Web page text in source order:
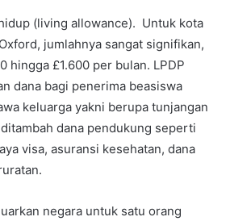
(living allowance). Untuk kota
jumlahnya sangat signifikan,
hingga £1.600 per bulan. LPDP
dana bagi penerima beasiswa
keluarga yakni berupa tunjangan
dana pendukung seperti
visa, asuransi kesehatan, dana
negara untuk satu orang